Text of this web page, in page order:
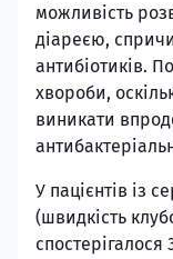
можливість
діареєю,
антибіотиків.
хвороби,
виникати
У пацієнтів із
(швидкість
спостерігалося